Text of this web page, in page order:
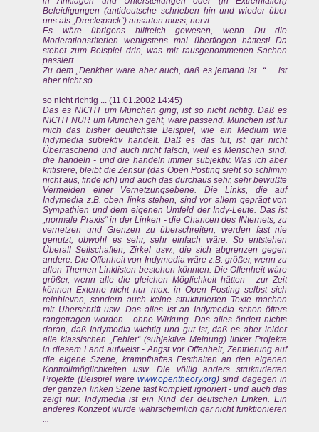
Beleidigungen (antideutsche schrieben hin und wieder über
uns als „Dreckspack“) ausarten muss, nervt.
Es wäre übrigens hilfreich gewesen, wenn Du die
Moderationsriterien wenigstens mal überflogen hättest! Da
stehet zum Beispiel drin, was mit rausgenommenen Sachen
passiert.
Zu dem „Denkbar ware aber auch, daß es jemand ist...“ ... ist
aber nicht so.
so nicht richtig ... (11.01.2002 14:45)
Das es NICHT um München ging, ist so nicht richtig. Daß es
NICHT NUR um München geht, wäre passend. München ist für
mich das bisher deutlichste Beispiel, wie ein Medium wie
Indymedia subjektiv handelt. Daß es das tut, ist gar nicht
Überraschend und auch nicht falsch, weil es Menschen sind,
die handeln - und die handeln immer subjektiv. Was ich aber
kritisiere, bleibt die Zensur (das Open Posting sieht so schlimm
nicht aus, finde ich) und auch das durchaus sehr, sehr bewußte
Vermeiden einer Vernetzungsebene. Die Links, die auf
Indymedia z.B. oben links stehen, sind vor allem geprägt von
Sympathien und dem eigenen Umfeld der Indy-Leute. Das ist
„normale Praxis“ in der Linken - die Chancen des INternets, zu
vernetzen und Grenzen zu überschreiten, werden fast nie
genutzt, obwohl es sehr, sehr einfach wäre. So entstehen
Überall Seilschaften, Zirkel usw., die sich abgrenzen gegen
andere. Die Offenheit von Indymedia wäre z.B. größer, wenn zu
allen Themen Linklisten bestehen könnten. Die Offenheit wäre
größer, wenn alle die gleichen Möglichkeit hätten - zur Zeit
können Externe nicht nur max. in Open Posting selbst sich
reinhieven, sondern auch keine strukturierten Texte machen
mit Überschrift usw. Das alles ist an Indymedia schon öfters
rangetragen worden - ohne Wirkung. Das alles ändert nichts
daran, daß Indymedia wichtig und gut ist, daß es aber leider
alle klassischen „Fehler“ (subjektive Meinung) linker Projekte
in diesem Land aufweist - Angst vor Offenheit, Zentrierung auf
die eigene Szene, krampfhaftes Festhalten an den eigenen
Kontrollmöglichkeiten usw. Die völlig anders strukturierten
Projekte (Beispiel wärewww.opentheory.org) sind dagegen in
der ganzen linken Szene fast komplett ignoriert - und auch das
zeigt nur: Indymedia ist ein Kind der deutschen Linken. Ein
anderes Konzept würde wahrscheinlich gar nicht funktionieren
...